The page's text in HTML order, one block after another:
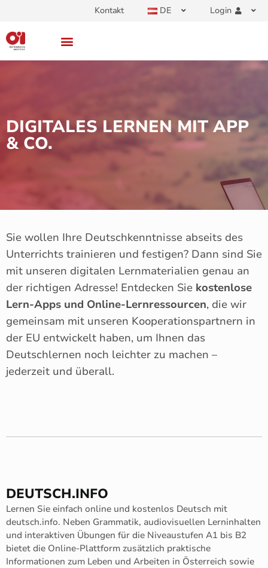
Kontakt DE Login
DIGITALES LERNEN MIT APP
& CO.
Sie wollen Ihre Deutschkenntnisse abseits des
Unterrichts trainieren und festigen? Dann sind Sie
mit unseren digitalen Lernmaterialien genau an
der richtigen Adresse! Entdecken Sie kostenlose
Lern-Apps und Online-Lernressourcen, die wir
gemeinsam mit unseren Kooperationspartnern in
der EU entwickelt haben, um Ihnen das
Deutschlernen noch leichter zu machen –
jederzeit und überall.
DEUTSCH.INFO
Lernen Sie einfach online und kostenlos Deutsch mit
deutsch.info. Neben Grammatik, audiovisuellen Lerninhalten
und interaktiven Übungen für die Niveaustufen A1 bis B2
bietet die Online-Plattform zusätzlich praktische
Informationen zum Leben und Arbeiten in Österreich sowie